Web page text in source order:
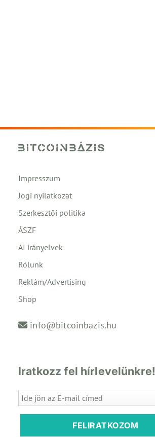
Impresszum
Jogi nyilatkozat
Szerkesztői politika
ÁSZF
AI irányelvek
Rólunk
Reklám/Advertising
Shop
info@bitcoinbazis.hu
Iratkozz fel hírlevelünkre!
FELIRATKOZOM